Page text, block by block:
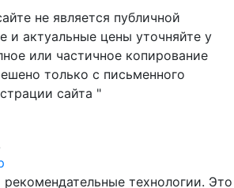
не является публичной
и актуальные цены уточняйте у
или частичное копирование
только с письменного
сайта "
технологии. Это